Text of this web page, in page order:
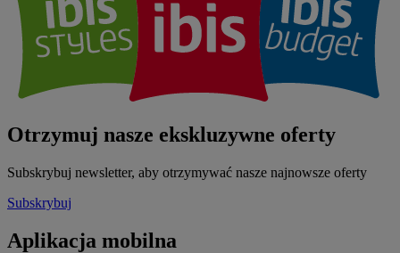
Otrzymuj nasze ekskluzywne oferty
Subskrybuj newsletter, aby otrzymywać nasze najnowsze oferty
Subskrybuj
Aplikacja mobilna